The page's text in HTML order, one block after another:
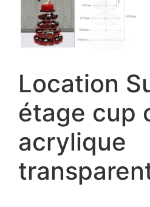
Location
étage cup
acrylique